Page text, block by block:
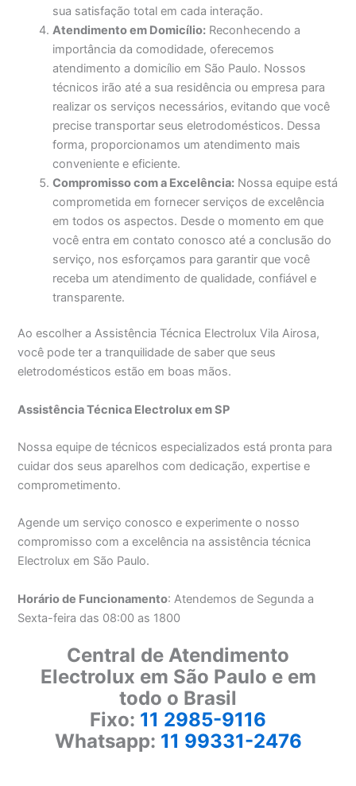
sua satisfação total em cada interação.
Atendimento em Domicílio: Reconhecendo a
importância da comodidade, oferecemos
atendimento a domicílio em São Paulo. Nossos
técnicos irão até a sua residência ou empresa para
realizar os serviços necessários, evitando que você
precise transportar seus eletrodomésticos. Dessa
forma, proporcionamos um atendimento mais
conveniente e eficiente.
Compromisso com a Excelência: Nossa equipe está
comprometida em fornecer serviços de excelência
em todos os aspectos. Desde o momento em que
você entra em contato conosco até a conclusão do
serviço, nos esforçamos para garantir que você
receba um atendimento de qualidade, confiável e
transparente.
Ao escolher a Assistência Técnica Electrolux Vila Airosa,
você pode ter a tranquilidade de saber que seus
eletrodomésticos estão em boas mãos.
Assistência Técnica Electrolux em SP
Nossa equipe de técnicos especializados está pronta para
cuidar dos seus aparelhos com dedicação, expertise e
comprometimento.
Agende um serviço conosco e experimente o nosso
compromisso com a excelência na assistência técnica
Electrolux em São Paulo.
Horário de Funcionamento: Atendemos de Segunda a
Sexta-feira das 08:00 as 1800
Central de Atendimento
Electrolux em São Paulo e em
todo o Brasil
Fixo: 11 2985-9116
Whatsapp: 11 99331-2476